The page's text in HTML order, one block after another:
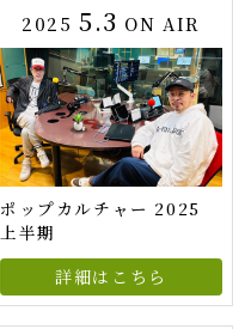
2025 5.3 ON AIR
ポップカルチャー 2025
上半期
詳細はこちら